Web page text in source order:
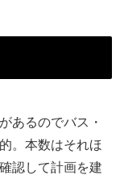
あるのでバス・
。本数はそれほ
認して計画を建